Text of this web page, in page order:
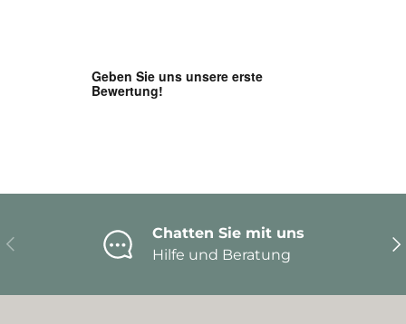
Vorherige
Chatten Sie mit uns
Hilfe und Beratung